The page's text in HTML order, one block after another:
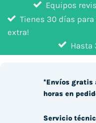
Equipos
Tienes 30 días para
extra!
Hasta
*Envíos gratis
horas en
Servicio